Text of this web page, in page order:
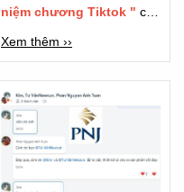
niệm chương Tiktok " cho
thương hiệu và công ty lớn
trong ngành giải trí cũng
như truyền hình nói chung.
Xem thêm ››